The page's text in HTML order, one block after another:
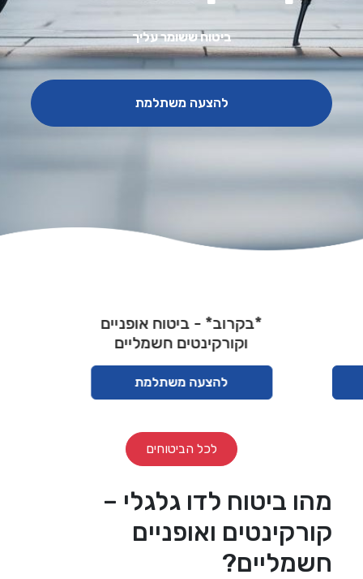
ביטוח ששומר עליך
להצעה משתלמת
*בקרוב* - ביטוח אופניים
וקורקינטים חשמליים
להצעה משתלמת
לכל הביטוחים
מהו ביטוח לדו גלגלי –
קורקינטים ואופניים
חשמליים?